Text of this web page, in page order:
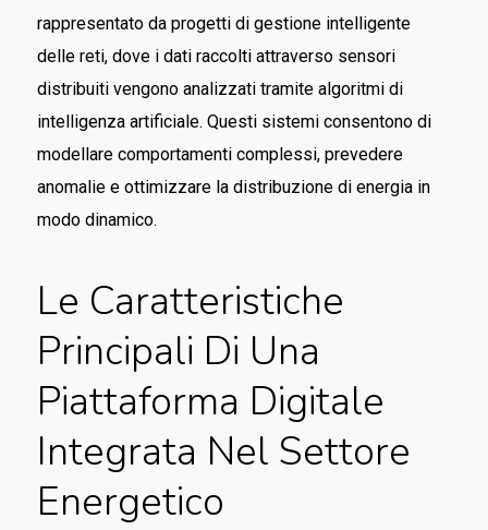
rappresentato da progetti di gestione intelligente
delle reti, dove i dati raccolti attraverso sensori
distribuiti vengono analizzati tramite algoritmi di
intelligenza artificiale. Questi sistemi consentono di
modellare comportamenti complessi, prevedere
anomalie e ottimizzare la distribuzione di energia in
modo dinamico.
Le Caratteristiche
Principali Di Una
Piattaforma Digitale
Integrata Nel Settore
Energetico